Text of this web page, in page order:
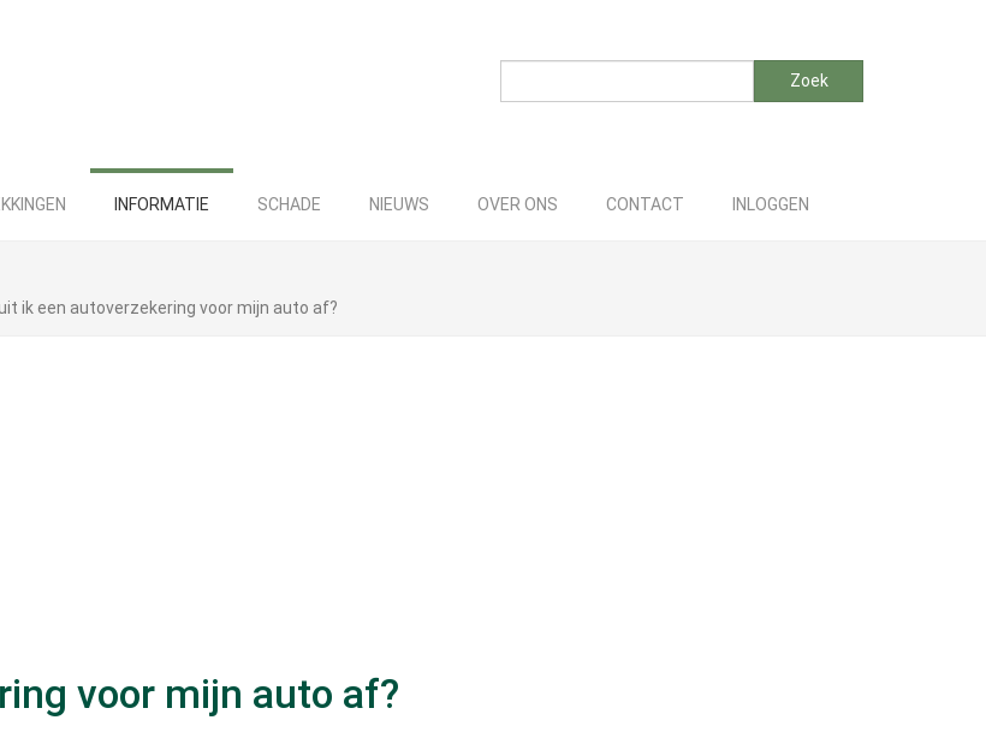
Zoek
INFORMATIE SCHADE NIEUWS OVER ONS CONTACT INLOGGEN
ik een autoverzekering voor mijn auto af?
voor mijn auto af?